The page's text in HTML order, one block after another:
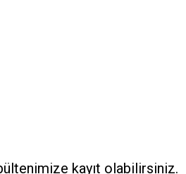
kayıt olabilirsiniz.